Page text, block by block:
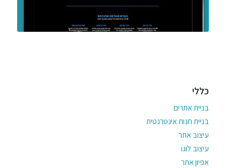
כללי
בניית אתרים
בניית חנות אינטרנטית
עיצוב אתר
עיצוב לוגו
אפיון אתר